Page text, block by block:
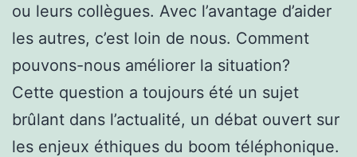
ou leurs collègues. Avec l’avantage d’aider
les autres, c’est loin de nous. Comment
pouvons-nous améliorer la situation?
Cette question a toujours été un sujet
brûlant dans l’actualité, un débat ouvert sur
les enjeux éthiques du boom téléphonique.